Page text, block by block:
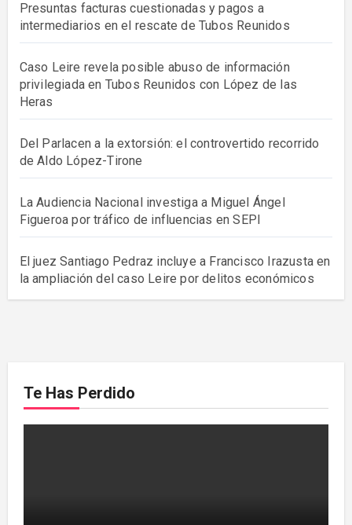
Presuntas facturas cuestionadas y pagos a
intermediarios en el rescate de Tubos Reunidos
Caso Leire revela posible abuso de información
privilegiada en Tubos Reunidos con López de las
Heras
Del Parlacen a la extorsión: el controvertido recorrido
de Aldo López-Tirone
La Audiencia Nacional investiga a Miguel Ángel
Figueroa por tráfico de influencias en SEPI
El juez Santiago Pedraz incluye a Francisco Irazusta en
la ampliación del caso Leire por delitos económicos
Te Has Perdido